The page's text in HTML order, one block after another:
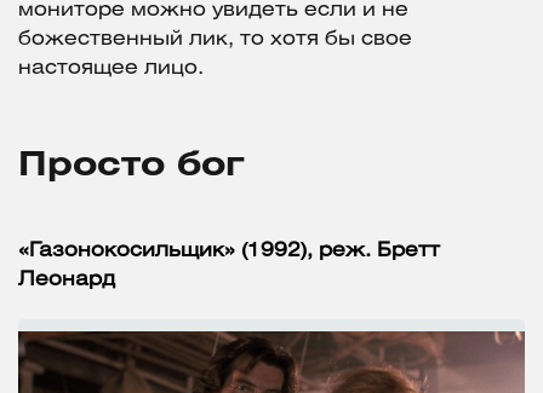
мониторе можно увидеть если и не
божественный лик, то хотя бы свое
настоящее лицо.
Просто бог
«Газонокосильщик» (1992), реж. Бретт
Леонард